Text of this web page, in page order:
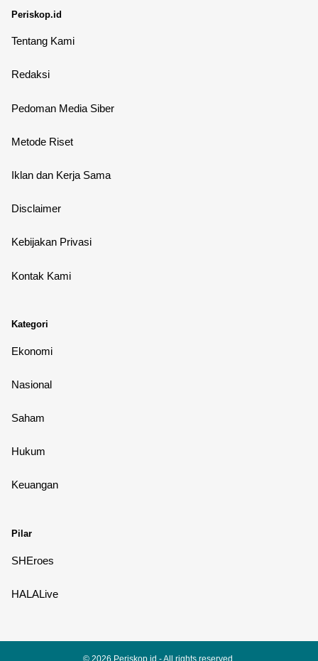
Periskop.id
Tentang Kami
Redaksi
Pedoman Media Siber
Metode Riset
Iklan dan Kerja Sama
Disclaimer
Kebijakan Privasi
Kontak Kami
Kategori
Ekonomi
Nasional
Saham
Hukum
Keuangan
Pilar
SHEroes
HALALive